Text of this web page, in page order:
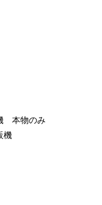
本物のみ
機